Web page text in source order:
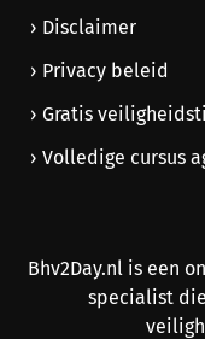
Disclaimer
Privacy beleid
Gratis
Volledige cursus
Bhv2Day.nl is een
specialist